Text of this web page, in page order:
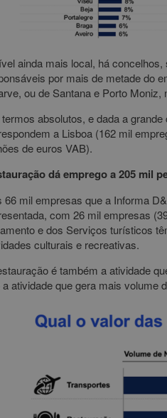
ainda mais local, há
por mais de metade do
ou de Santana e Porto Moniz,
absolutos, e dada a
a Lisboa (162 mil
de euros VAB).
dá emprego a 205 mil
66 mil empresas que a Informa
com 26 mil empresas
e dos Serviços turísticos
culturais e recreativas.
é também a atividade
atividade que gera mais volume